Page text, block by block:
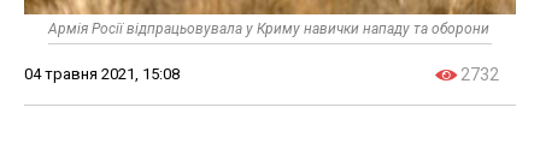
Армія Росії відпрацьовувала у Криму навички нападу та оборони
04 травня 2021, 15:08 2732